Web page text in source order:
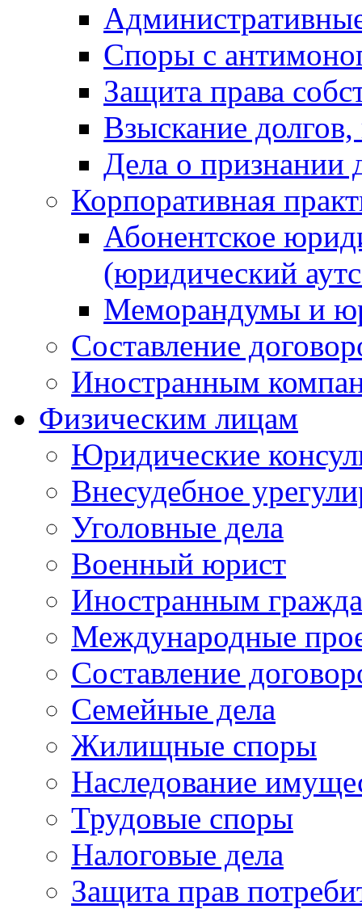
Споры с
Защита права
Взыскание
Дела о признании
Корпоративная
Абонентское
(юридический
Меморандумы и
Составление
Иностранным
Физическим лицам
Юридические
Внесудебное
Уголовные дела
Военный юрист
Иностранным
Международные
Составление
Семейные дела
Жилищные споры
Наследование
Трудовые споры
Налоговые дела
Защита прав